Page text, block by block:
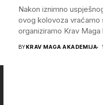
Nakon iznimno
ovog kolovoza vraćamo
organiziramo Krav
BYKRAV MAGA AKADEMIJA